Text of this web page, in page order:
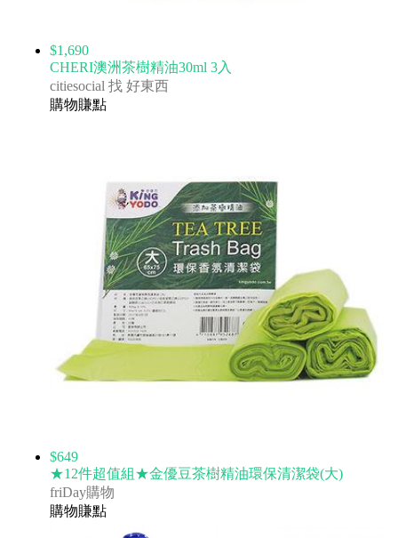
$1,690
CHERI澳洲茶樹精油30ml 3入
citiesocial 找 好東西
購物賺點
$649
★12件超值組★金優豆茶樹精油環保清潔袋(大)
friDay購物
購物賺點